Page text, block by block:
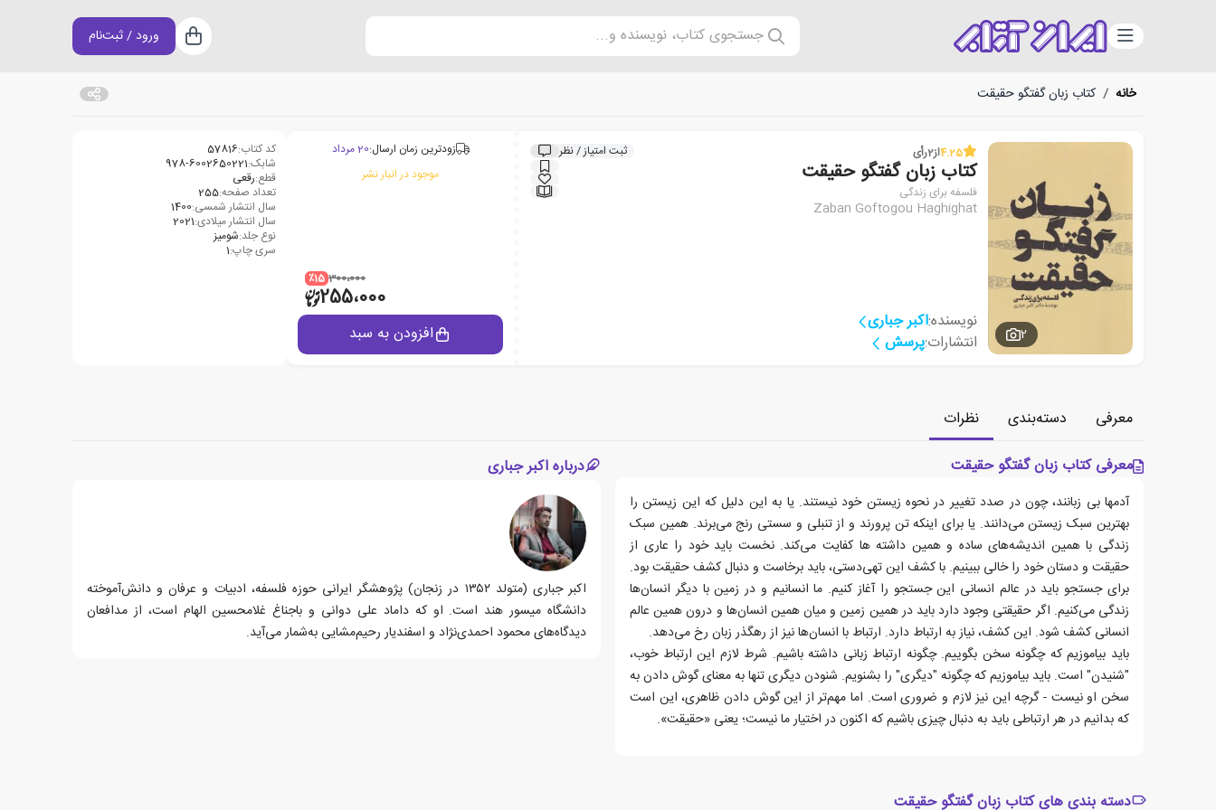
دسته‌بندی جستجوی کتاب، نویسنده و... سبد خرید
ورود / ثبت‌نام
خانه / کتاب زبان گفتگو حقیقت
2
4.25از2رأی ثبت امتیاز / نظر
کتاب زبان گفتگو حقیقت
فلسفه برای زندگی
Zaban Goftogou Haghighat
نویسنده:اکبر جباری
انتشارات:پرسش
زودترین زمان ارسال:20 مرداد
موجود در انبار نشر
300،000 ٪15
255،000
افزودن به سبد
کد کتاب:57816
شابک:978-6002650221
قطع:رقعی
تعداد صفحه:255
سال انتشار شمسی:1400
سال انتشار میلادی:2021
نوع جلد:شومیز
سری چاپ:1
معرفی دسته‌بندی
نظرات
معرفی کتاب زبان گفتگو حقیقت
آدمها بی زبانند، چون در صدد تغییر در نحوه زیستن خود نیستند. یا به این دلیل که این زیستن را
بهترین سبک زیستن می‌دانند. یا برای اینکه تن پرورند و از تنبلی و سستی رنج می‌برند. همین سبک
زندگی با همین اندیشه‌های ساده و همین داشته ها کفایت می‌کند. نخست باید خود را عاری از
حقیقت و دستان خود را خالی ببینیم. با کشف این تهی‌دستی، باید برخاست و دنبال کشف حقیقت بود.
برای جستجو باید در عالم انسانی این جستجو را آغاز کنیم. ما انسانیم و در زمین با دیگر انسان‌ها
زندگی می‌کنیم. اگر حقیقتی وجود دارد باید در همین زمین و میان همین انسان‌ها و درون همین عالم
انسانی کشف شود. این کشف، نیاز به ارتباط دارد. ارتباط با انسان‌ها نیز از رهگذر زبان رخ می‌دهد.
باید بیاموزیم که چگونه سخن بگوییم. چگونه ارتباط زبانی داشته باشیم. شرط لازم این ارتباط خوب،
"شنیدن" است. باید بیاموزیم که چگونه "دیگری" را بشنویم. شنودن دیگری تنها به معنای گوش دادن به
سخن او نیست - گرچه این نیز لازم و ضروری است. اما مهم‌تر از این گوش دادن ظاهری، این است
که بدانیم در هر ارتباطی باید به دنبال چیزی باشیم که اکنون در اختیار ما نیست؛ یعنی «حقیقت».
درباره اکبر جباری
اکبر جباری (متولد ۱۳۵۲ در زنجان) پژوهشگر ایرانی حوزه فلسفه، ادبیات و عرفان و دانش‌آموخته
دانشگاه میسور هند است. او که داماد علی دوانی و باجناغ غلامحسین الهام است، از مدافعان
دیدگاه‌های محمود احمدی‌نژاد و اسفندیار رحیم‌مشایی به‌شمار می‌آید.
دسته بندی های کتاب زبان گفتگو حقیقت